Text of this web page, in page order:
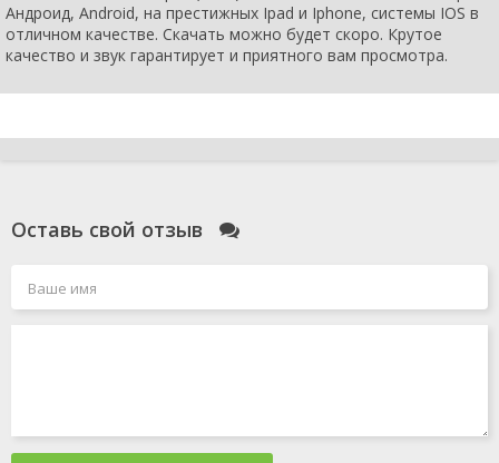
Андроид, Android, на престижных Ipad и Iphone, системы IOS в
отличном качестве. Скачать можно будет скоро. Крутое
качество и звук гарантирует и приятного вам просмотра.
Оставь свой отзыв